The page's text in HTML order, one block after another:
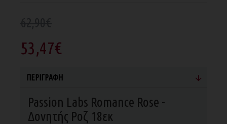
53,47€
ΠΕΡΙΓΡΑΦΉ
Passion Labs Romance Rose -
Δονητής Ροζ 18εκ